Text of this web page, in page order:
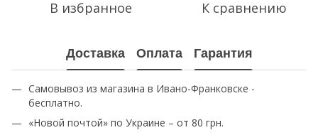
В избранное К сравнению
Доставка Оплата Гарантия
Самовывоз из магазина в Ивано-Франковске -
бесплатно.
«Новой почтой» по Украине – от 80 грн.